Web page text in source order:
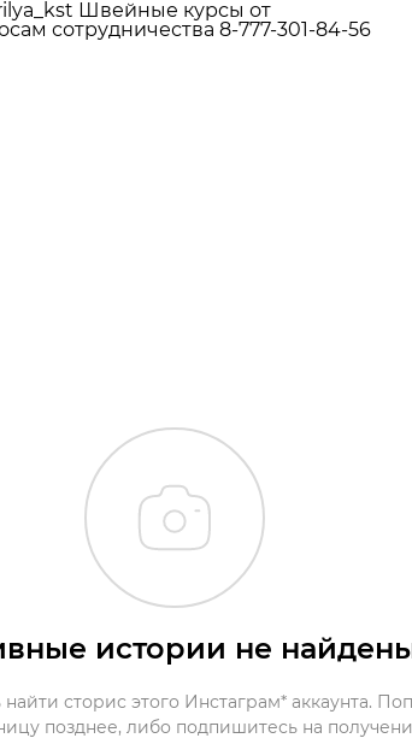
Швейные курсы от
сотрудничества 8-777-301-84-56
истории не
сторис этого Инстаграм* аккаунта.
позднее, либо подпишитесь на